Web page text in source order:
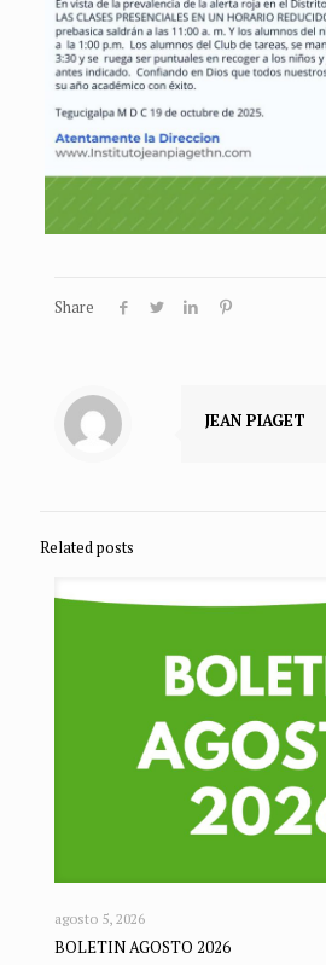
Share
JEAN PIAGET
Related posts
agosto 5, 2026
BOLETIN AGOSTO 2026